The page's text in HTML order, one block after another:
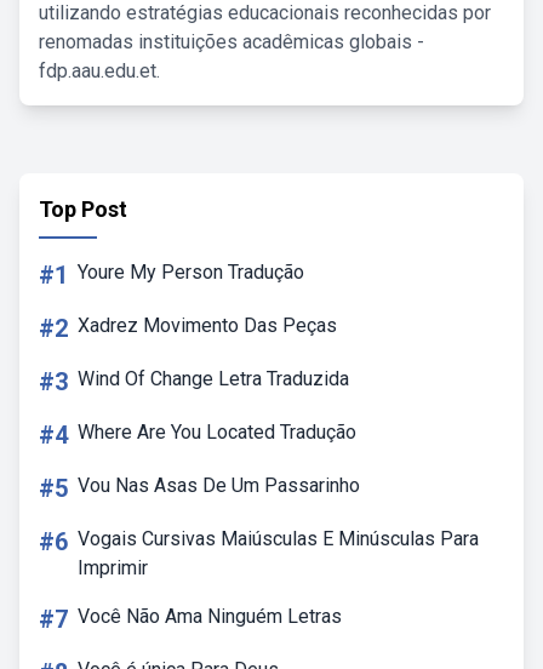
utilizando estratégias educacionais reconhecidas por
renomadas instituições acadêmicas globais -
fdp.aau.edu.et.
Top Post
#1 Youre My Person Tradução
#2 Xadrez Movimento Das Peças
#3 Wind Of Change Letra Traduzida
#4 Where Are You Located Tradução
#5 Vou Nas Asas De Um Passarinho
#6 Vogais Cursivas Maiúsculas E Minúsculas Para
Imprimir
#7 Você Não Ama Ninguém Letras